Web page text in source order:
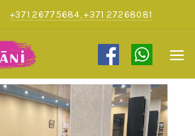
+371 26775684, +371 27268081